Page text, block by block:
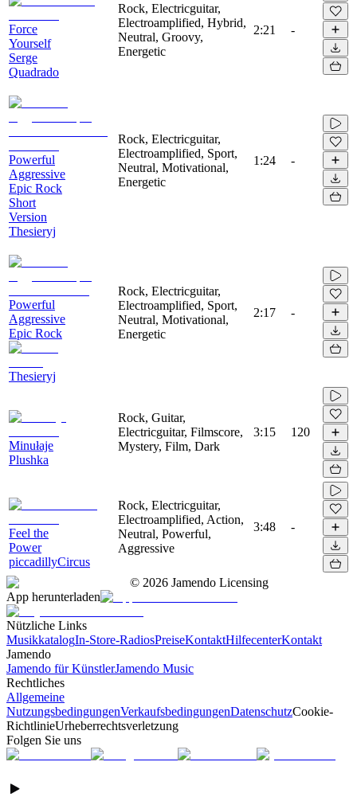
Force
Yourself
Serge
Quadrado
Rock, Electricguitar,
Electroamplified, Hybrid,
Neutral, Groovy,
Energetic
2:21 -
Powerful
Aggressive
Epic Rock
Short
Version
Thesieryj
Rock, Electricguitar,
Electroamplified, Sport,
Neutral, Motivational,
Energetic
1:24 -
Powerful
Aggressive
Epic Rock
Thesieryj
Rock, Electricguitar,
Electroamplified, Sport,
Neutral, Motivational,
Energetic
2:17 -
Minułaje
Plushka
Rock, Guitar,
Electricguitar, Filmscore,
Mystery, Film, Dark
3:15 120
Feel the
Power
piccadillyCircus
Rock, Electricguitar,
Electroamplified, Action,
Neutral, Powerful,
Aggressive
3:48 -
© 2026 Jamendo Licensing
App herunterladen
Nützliche Links
MusikkatalogIn-Store-RadiosPreiseKontaktHilfecenterKontakt
Jamendo
Jamendo für KünstlerJamendo Music
Rechtliches
Allgemeine
NutzungsbedingungenVerkaufsbedingungenDatenschutzCookie-
RichtlinieUrheberrechtsverletzung
Folgen Sie uns